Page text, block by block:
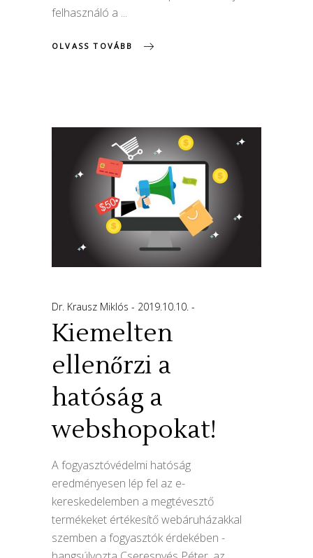
felhasználó a
OLVASS TOVÁBB
Dr. Krausz Miklós 2019.10.10.
Kiemelten
ellenőrzi a
hatóság a
webshopokat!
A fogyasztóvédelmi hatóság
eredményesen lép fel az e-
kereskedelemben a megtévesztő
termékeket értékesítő webáruházakkal
szemben a fogyasztók érdekében -